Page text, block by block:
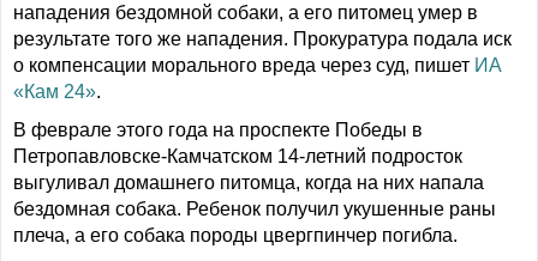
нападения бездомной собаки, а его питомец умер в
результате того же нападения. Прокуратура подала иск
о компенсации морального вреда через суд, пишет ИА
«Кам 24».
В феврале этого года на проспекте Победы в
Петропавловске-Камчатском 14-летний подросток
выгуливал домашнего питомца, когда на них напала
бездомная собака. Ребенок получил укушенные раны
плеча, а его собака породы цвергпинчер погибла.